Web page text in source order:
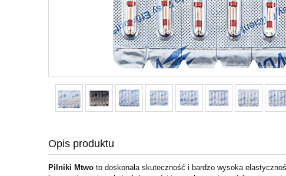
Opis produktu
Pilniki Mtwo to doskonała skuteczność i bardzo wysoka